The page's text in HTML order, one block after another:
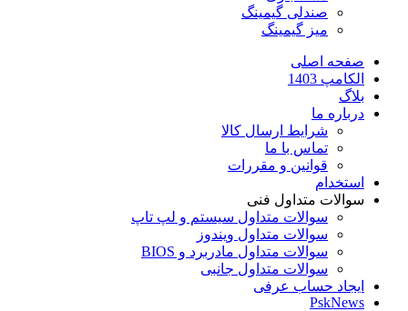
صندلی گیمینگ
میز گیمینگ
صفحه اصلی
الکامپ 1403
بلاگ
درباره ما
شرایط ارسال کالا
تماس با ما
قوانین و مقررات
استخدام
سوالات متداول فنی
سوالات متداول سیستم و لپ تاپ
سوالات متداول ویندوز
سوالات متداول مادربرد و BIOS
سوالات متداول جانبی
ایجاد حساب عرفی
PskNews